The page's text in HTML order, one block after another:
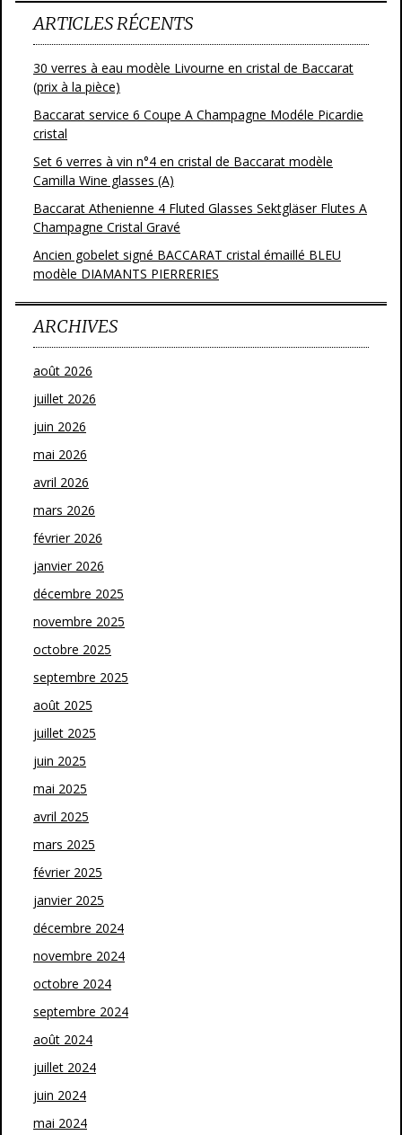
ARTICLES RÉCENTS
30 verres à eau modèle Livourne en cristal de Baccarat
(prix à la pièce)
Baccarat service 6 Coupe A Champagne Modéle Picardie
cristal
Set 6 verres à vin n°4 en cristal de Baccarat modèle
Camilla Wine glasses (A)
Baccarat Athenienne 4 Fluted Glasses Sektgläser Flutes A
Champagne Cristal Gravé
Ancien gobelet signé BACCARAT cristal émaillé BLEU
modèle DIAMANTS PIERRERIES
ARCHIVES
août 2026
juillet 2026
juin 2026
mai 2026
avril 2026
mars 2026
février 2026
janvier 2026
décembre 2025
novembre 2025
octobre 2025
septembre 2025
août 2025
juillet 2025
juin 2025
mai 2025
avril 2025
mars 2025
février 2025
janvier 2025
décembre 2024
novembre 2024
octobre 2024
septembre 2024
août 2024
juillet 2024
juin 2024
mai 2024